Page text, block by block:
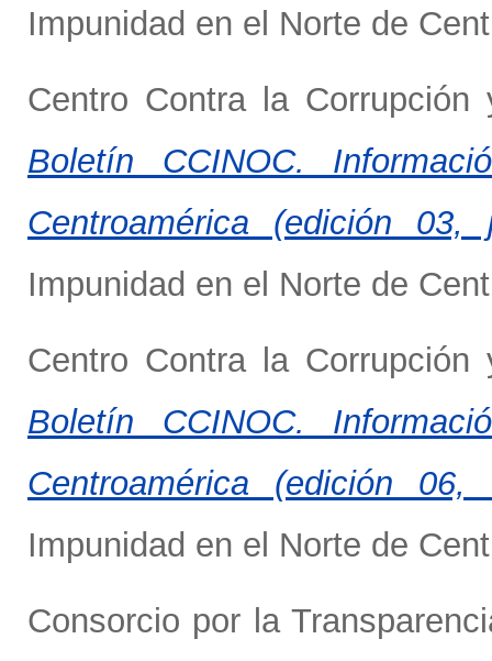
Impunidad en el Norte de
Centro Contra la
Boletín CCINOC.
Centroamérica (edición
Impunidad en el Norte de
Centro Contra la
Boletín CCINOC.
Centroamérica (edición 06,
Impunidad en el Norte de
Consorcio por la